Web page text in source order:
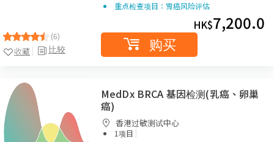
(6)
比较
收藏
重点检查项目：胃癌风险评估
HK$7,200.0
购买
MedDx BRCA 基因检测(乳癌、卵巢
癌)
香港过敏测试中心
1项目 |